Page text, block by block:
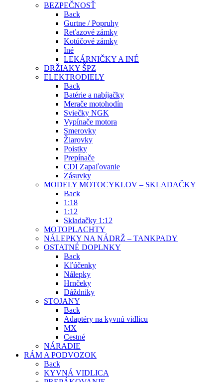
BEZPEČNOSŤ
Back
Gurtne / Popruhy
Reťazové zámky
Kotúčové zámky
Iné
LEKÁRNIČKY A INÉ
DRŽIAKY ŠPZ
ELEKTRODIELY
Back
Batérie a nabíjačky
Merače motohodín
Sviečky NGK
Vypínače motora
Smerovky
Žiarovky
Poistky
Prepínače
CDI Zapaľovanie
Zásuvky
MODELY MOTOCYKLOV – SKLADAČKY
Back
1:18
1:12
Skladačky 1:12
MOTOPLACHTY
NÁLEPKY NA NÁDRŽ – TANKPADY
OSTATNÉ DOPLNKY
Back
Kľúčenky
Nálepky
Hrnčeky
Dáždniky
STOJANY
Back
Adaptéry na kyvnú vidlicu
MX
Cestné
NÁRADIE
RÁM A PODVOZOK
Back
KYVNÁ VIDLICA